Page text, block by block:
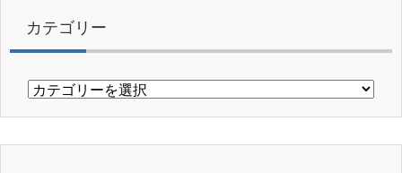
カテゴリー
カ
リ